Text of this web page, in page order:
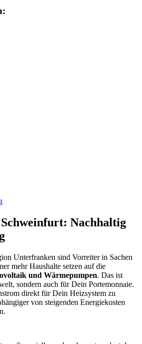
Nachhaltig
Unterfranken sind Vorreiter in Sachen
mehr Haushalte setzen auf die
und Wärmepumpen. Das ist
sondern auch für Dein Portemonnaie.
direkt für Dein Heizsystem zu
von steigenden Energiekosten